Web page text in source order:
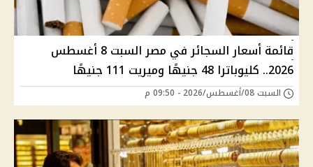
قائمة أسعار السجائر في مصر السبت 8 أغسطس
2026.. كليوباترا 48 جنيهًا وميريت 111 جنيهًا
السبت 08/أغسطس/2026 - 09:50 م